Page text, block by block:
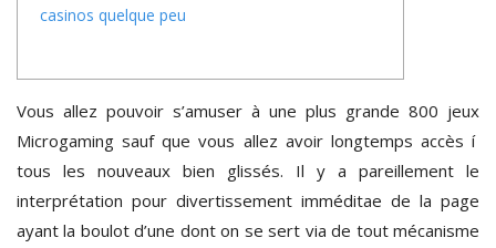
casinos quelque peu
Vous allez pouvoir s’amuser à une plus grande 800 jeux
Microgaming sauf que vous allez avoir longtemps accès í
tous les nouveaux bien glissés. Il y a pareillement le
interprétation pour divertissement imméditae de la page
ayant la boulot d’une dont on se sert via de tout mécanisme